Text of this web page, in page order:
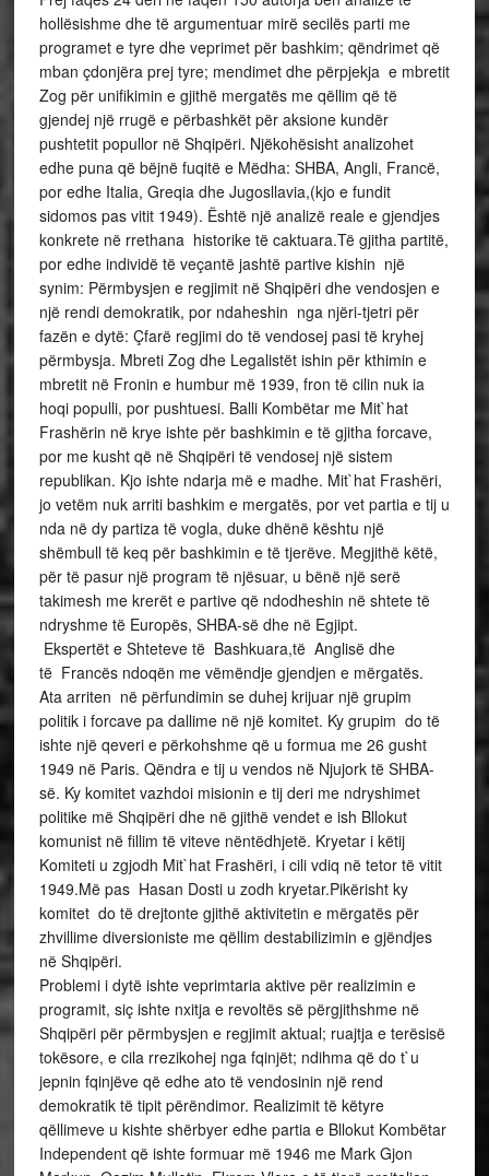
hollësishme dhe të argumentuar mirë secilës parti me
programet e tyre dhe veprimet për bashkim; qëndrimet që
mban çdonjëra prej tyre; mendimet dhe përpjekja e mbretit
Zog për unifikimin e gjithë mergatës me qëllim që të
gjendej një rrugë e përbashkët për aksione kundër
pushtetit popullor në Shqipëri. Njëkohësisht analizohet
edhe puna që bëjnë fuqitë e Mëdha: SHBA, Angli, Francë,
por edhe Italia, Greqia dhe Jugosllavia,(kjo e fundit
sidomos pas vitit 1949). Është një analizë reale e gjendjes
konkrete në rrethana historike të caktuara.Të gjitha partitë,
por edhe individë të veçantë jashtë partive kishin një
synim: Përmbysjen e regjimit në Shqipëri dhe vendosjen e
një rendi demokratik, por ndaheshin nga njëri-tjetri për
fazën e dytë: Çfarë regjimi do të vendosej pasi të kryhej
përmbysja. Mbreti Zog dhe Legalistët ishin për kthimin e
mbretit në Fronin e humbur më 1939, fron të cilin nuk ia
hoqi populli, por pushtuesi. Balli Kombëtar me Mit`hat
Frashërin në krye ishte për bashkimin e të gjitha forcave,
por me kusht që në Shqipëri të vendosej një sistem
republikan. Kjo ishte ndarja më e madhe. Mit`hat Frashëri,
jo vetëm nuk arriti bashkim e mergatës, por vet partia e tij u
nda në dy partiza të vogla, duke dhënë kështu një
shëmbull të keq për bashkimin e të tjerëve. Megjithë këtë,
për të pasur një program të njësuar, u bënë një serë
takimesh me krerët e partive që ndodheshin në shtete të
ndryshme të Europës, SHBA-së dhe në Egjipt.
Ekspertët e Shteteve të Bashkuara,të Anglisë dhe
të Francës ndoqën me vëmëndje gjendjen e mërgatës.
Ata arriten në përfundimin se duhej krijuar një grupim
politik i forcave pa dallime në një komitet. Ky grupim do të
ishte një qeveri e përkohshme që u formua me 26 gusht
1949 në Paris. Qëndra e tij u vendos në Njujork të SHBA-
së. Ky komitet vazhdoi misionin e tij deri me ndryshimet
politike më Shqipëri dhe në gjithë vendet e ish Bllokut
komunist në fillim të viteve nëntëdhjetë. Kryetar i këtij
Komiteti u zgjodh Mit`hat Frashëri, i cili vdiq në tetor të vitit
1949.Më pas Hasan Dosti u zodh kryetar.Pikërisht ky
komitet do të drejtonte gjithë aktivitetin e mërgatës për
zhvillime diversioniste me qëllim destabilizimin e gjëndjes
në Shqipëri.
Problemi i dytë ishte veprimtaria aktive për realizimin e
programit, siç ishte nxitja e revoltës së përgjithshme në
Shqipëri për përmbysjen e regjimit aktual; ruajtja e terësisë
tokësore, e cila rrezikohej nga fqinjët; ndihma që do t`u
jepnin fqinjëve që edhe ato të vendosinin një rend
demokratik të tipit përëndimor. Realizimit të këtyre
qëllimeve u kishte shërbyer edhe partia e Bllokut Kombëtar
Independent që ishte formuar më 1946 me Mark Gjon